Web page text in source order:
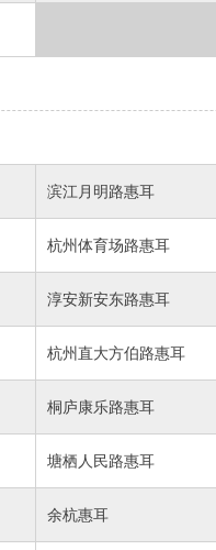
滨江月明路惠耳
杭州体育场路惠耳
淳安新安东路惠耳
杭州直大方伯路惠耳
桐庐康乐路惠耳
塘栖人民路惠耳
余杭惠耳